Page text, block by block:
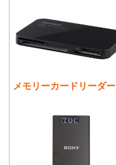
メモリーカードリーダー